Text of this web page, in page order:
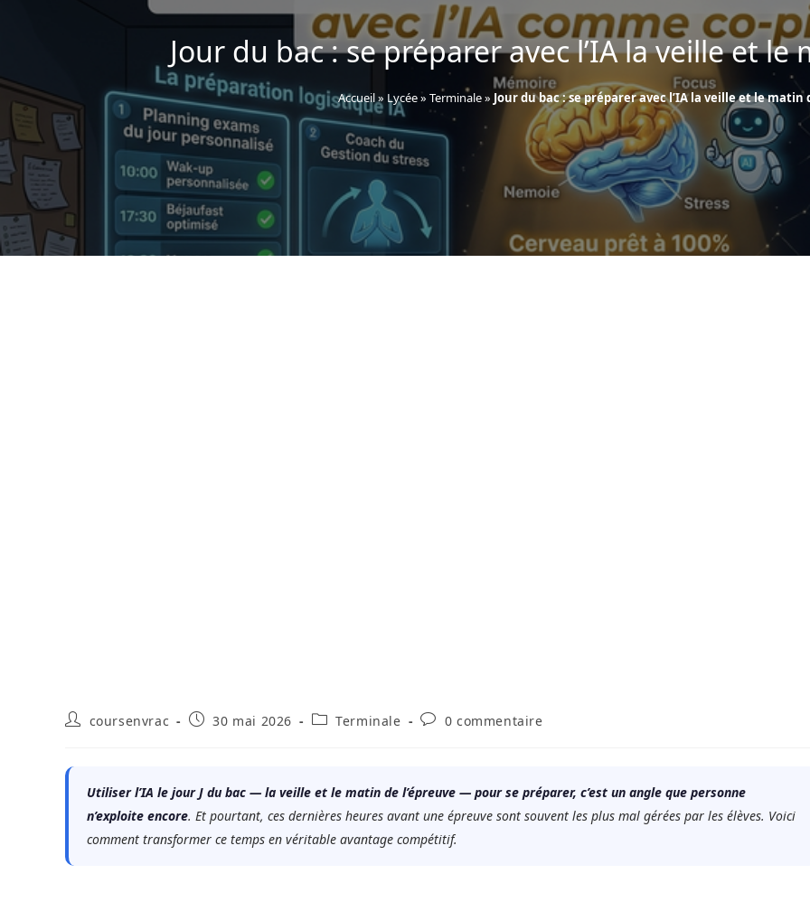
Jour du bac : se préparer avec l’IA la veille et le
Accueil» Lycée» Terminale» Jour du bac : se préparer avec l’IA la veille et le matin
Auteur/autrice
publication :
coursenvrac
Publication
30 mai 2026
PostTerminale
Commentaires
0 commentaire
Utiliser l’IA le jour J du bac — la veille et le matin de l’épreuve — pour se préparer, c’est un angle que personne
n’exploite encore. Et pourtant, ces dernières heures avant une épreuve sont souvent les plus mal gérées par les élèves. Voici
comment transformer ce temps en véritable avantage compétitif.